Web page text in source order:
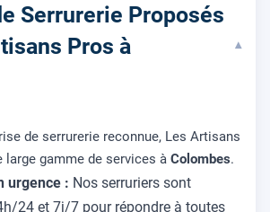
Serrurerie Proposés
Pros à
▾
de serrurerie reconnue, Les Artisans
large gamme de services à Colombes.
urgence : Nos serruriers sont
24 et 7j/7 pour répondre à toutes